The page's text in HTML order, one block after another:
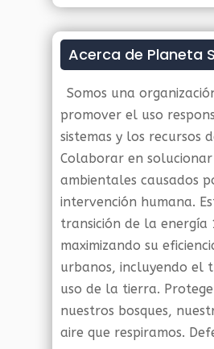
Acerca de Planeta
Somos una
promover el uso
sistemas y los recursos
Colaborar en
ambientales causados
intervención humana.
transición de la energía
maximizando su
urbanos, incluyendo el
uso de la tierra.
nuestros bosques,
aire que respiramos.